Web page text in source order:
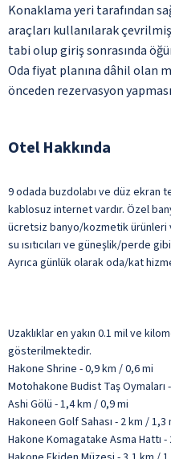
Konaklama yeri tarafından
araçları kullanılarak
tabi olup giriş sonrasında
Oda fiyat planına dâhil olan
önceden rezervasyon
Otel Hakkında
9 odada buzdolabı ve düz ekran
kablosuz internet vardır. Özel
ücretsiz banyo/kozmetik ürünleri
su ısıtıcıları ve güneşlik/perde
Ayrıca günlük olarak oda/kat
Uzaklıklar en yakın 0.1 mil ve
gösterilmektedir.
Hakone Shrine - 0,9 km / 0,6 mi
Motohakone Budist Taş Oymaları
Ashi Gölü - 1,4 km / 0,9 mi
Hakoneen Golf Sahası - 2 km / 1,3
Hakone Komagatake Asma Hattı -